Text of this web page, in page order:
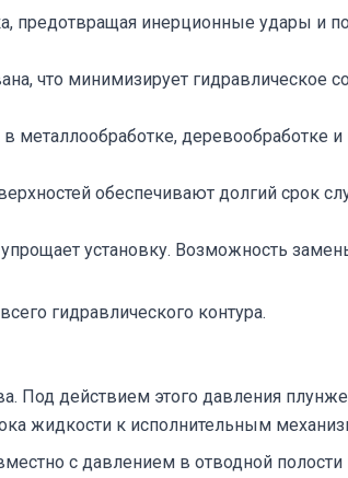
предотвращая инерционные удары и
что минимизирует гидравлическое
металлообработке, деревообработке
обеспечивают долгий срок
установку. Возможность
гидравлического контура.
Под действием этого давления
жидкости к исполнительным
с давлением в отводной полости